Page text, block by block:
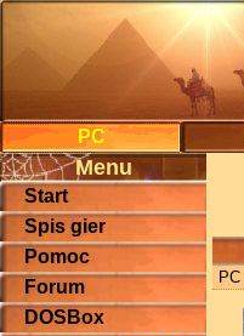
PC
Menu
Start
Spis gier
Pomoc
Forum
DOSBox
PC